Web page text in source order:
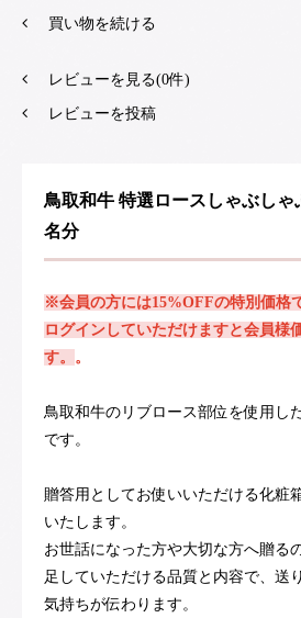
買い物を続ける
レビューを見る(0件)
レビューを投稿
鳥取和牛 特選ロースしゃぶしゃ
名分
※会員の方には15%OFFの特別価格
ログインしていただけますと会員様
す。 。
鳥取和牛のリブロース部位を使用し
です。
贈答用としてお使いいただける化粧
いたします。
お世話になった方や大切な方へ贈る
足していただける品質と内容で、送
気持ちが伝わります。